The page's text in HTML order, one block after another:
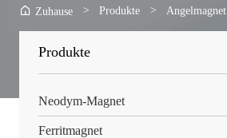
Zuhause > Produkte > Angelmagnet
Produkte
Neodym-Magnet
Ferritmagnet